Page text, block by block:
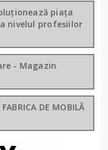
piața
nivelul profesiilor
- Magazin
DE MOBILĂ